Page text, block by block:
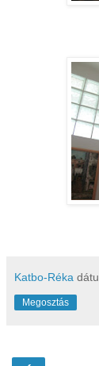
Katbo-Réka
Megosztás